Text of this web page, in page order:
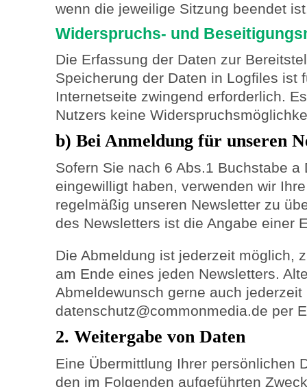
wenn die jeweilige Sitzung beendet
Widerspruchs- und
Die Erfassung der Daten zur
Speicherung der Daten in Logfiles ist
Internetseite zwingend erforderlich.
Nutzers keine
b) Bei Anmeldung für unseren
Sofern Sie nach 6 Abs.1 Buchstabe a
eingewilligt haben, verwenden wir
regelmäßig unseren Newsletter zu
des Newsletters ist die Angabe einer
Die Abmeldung ist jederzeit möglich,
am Ende eines jeden Newsletters.
Abmeldewunsch gerne auch jederzeit
datenschutz@commonmedia.de per
2. Weitergabe von Daten
Eine Übermittlung Ihrer persönlichen
den im Folgenden aufgeführten